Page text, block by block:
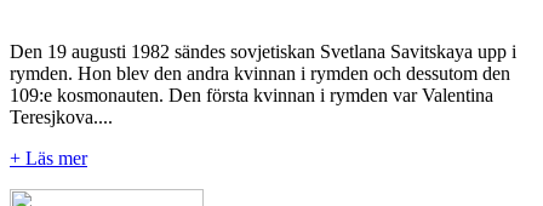
Den 19 augusti 1982 sändes sovjetiskan Svetlana Savitskaya upp i
rymden. Hon blev den andra kvinnan i rymden och dessutom den
109:e kosmonauten. Den första kvinnan i rymden var Valentina
Teresjkova....
+ Läs mer